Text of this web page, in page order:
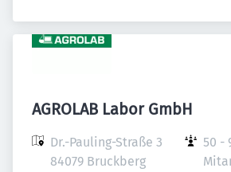
AGROLAB Labor GmbH
Dr.-Pauling-Straße 3
84079 Bruckberg
50 -